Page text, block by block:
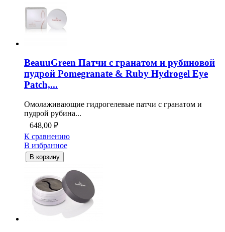
BeauuGreen Патчи с гранатом и рубиновой
пудрой Pomegranate & Ruby Hydrogel Eye
Patch,...
Омолаживающие гидрогелевые патчи с гранатом и
пудрой рубина...
648,00 ₽
К сравнению
В избранное
В корзину